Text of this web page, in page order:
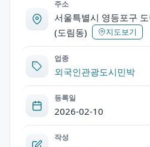
주소
서울특별시 영등포구
(도림동)
지도보기
업종
외국인관광도시민박
등록일
2026-02-10
작성